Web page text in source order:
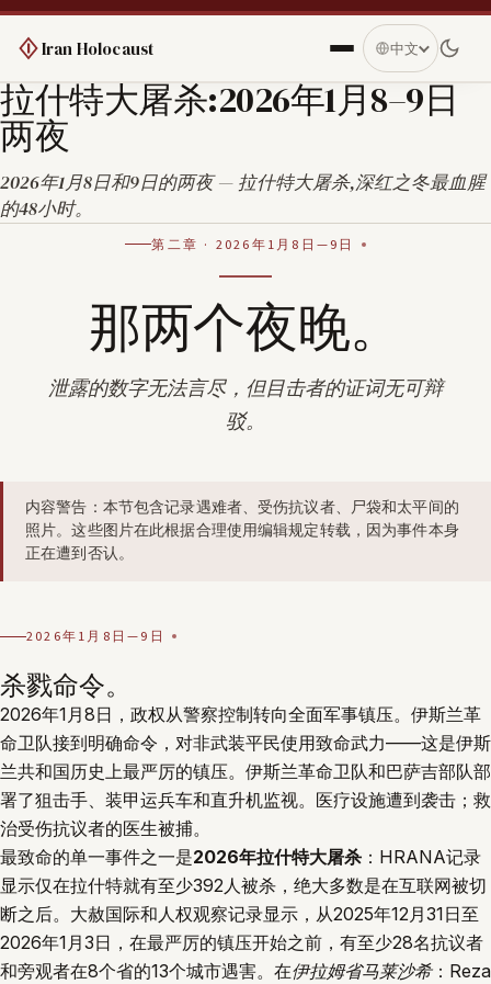
Iran Holocaust 中文
拉什特大屠杀:2026年1月8–9日
两夜
2026年1月8日和9日的两夜 — 拉什特大屠杀,深红之冬最血腥
的48小时。
第二章 · 2026年1月8日—9日
那两个夜晚。
泄露的数字无法言尽，但目击者的证词无可辩
驳。
内容警告：本节包含记录遇难者、受伤抗议者、尸袋和太平间的
照片。这些图片在此根据合理使用编辑规定转载，因为事件本身
正在遭到否认。
2026年1月8日—9日
杀戮命令。
2026年1月8日，政权从警察控制转向全面军事镇压。伊斯兰革
命卫队接到明确命令，对非武装平民使用致命武力——这是伊斯
兰共和国历史上最严厉的镇压。伊斯兰革命卫队和巴萨吉部队部
署了狙击手、装甲运兵车和直升机监视。医疗设施遭到袭击；救
治受伤抗议者的医生被捕。
最致命的单一事件之一是2026年拉什特大屠杀 ：HRANA记录
显示仅在拉什特就有至少392人被杀，绝大多数是在互联网被切
断之后。大赦国际和人权观察记录显示，从2025年12月31日至
2026年1月3日，在最严厉的镇压开始之前，有至少28名抗议者
和旁观者在8个省的13个城市遇害。在伊拉姆省马莱沙希：Reza